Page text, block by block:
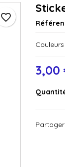
favorite_border
3,00
Partager